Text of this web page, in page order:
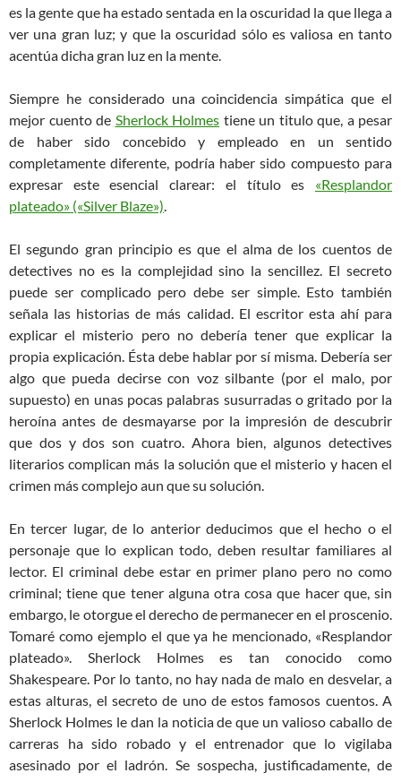
es la gente que ha estado sentada en la oscuridad la que llega a
ver una gran luz; y que la oscuridad sólo es valiosa en tanto
acentúa dicha gran luz en la mente.
Siempre he considerado una coincidencia simpática que el
mejor cuento de Sherlock Holmes tiene un titulo que, a pesar
de haber sido concebido y empleado en un sentido
completamente diferente, podría haber sido compuesto para
expresar este esencial clarear: el título es «Resplandor
plateado» («Silver Blaze»).
El segundo gran principio es que el alma de los cuentos de
detectives no es la complejidad sino la sencillez. El secreto
puede ser complicado pero debe ser simple. Esto también
señala las historias de más calidad. El escritor esta ahí para
explicar el misterio pero no debería tener que explicar la
propia explicación. Ésta debe hablar por sí misma. Debería ser
algo que pueda decirse con voz silbante (por el malo, por
supuesto) en unas pocas palabras susurradas o gritado por la
heroína antes de desmayarse por la impresión de descubrir
que dos y dos son cuatro. Ahora bien, algunos detectives
literarios complican más la solución que el misterio y hacen el
crimen más complejo aun que su solución.
En tercer lugar, de lo anterior deducimos que el hecho o el
personaje que lo explican todo, deben resultar familiares al
lector. El criminal debe estar en primer plano pero no como
criminal; tiene que tener alguna otra cosa que hacer que, sin
embargo, le otorgue el derecho de permanecer en el proscenio.
Tomaré como ejemplo el que ya he mencionado, «Resplandor
plateado». Sherlock Holmes es tan conocido como
Shakespeare. Por lo tanto, no hay nada de malo en desvelar, a
estas alturas, el secreto de uno de estos famosos cuentos. A
Sherlock Holmes le dan la noticia de que un valioso caballo de
carreras ha sido robado y el entrenador que lo vigilaba
asesinado por el ladrón. Se sospecha, justificadamente, de